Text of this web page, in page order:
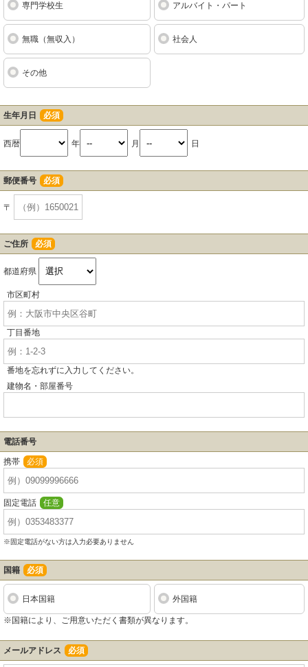
専門学校生 アルバイト・パート
無職（無収入） 社会人
その他
生年月日 必須
西暦 年 月 日
郵便番号 必須
〒
ご住所 必須
都道府県
市区町村
丁目番地
番地を忘れずに入力してください。
建物名・部屋番号
電話番号
携帯 必須
固定電話 任意
※固定電話がない方は入力必要ありません
国籍 必須
日本国籍 外国籍
※国籍により、ご用意いただく書類が異なります。
メールアドレス 必須